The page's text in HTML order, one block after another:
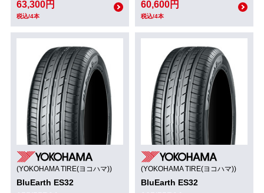
63,300円
税込/4本
60,600円
税込/4本
(YOKOHAMA TIRE(ヨコハマ))
BluEarth ES32
(YOKOHAMA TIRE(ヨコハマ))
BluEarth ES32